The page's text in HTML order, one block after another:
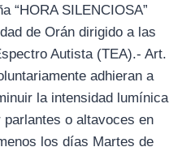
“HORA SILENCIOSA”
de Orán dirigido a las
Autista (TEA).- Art.
adhieran a
la intensidad lumínica
o altavoces en
los días Martes de